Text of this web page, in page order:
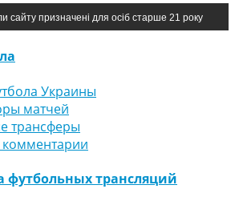
сайту призначені для осіб старше 21 року
Украины
матчей
трансферы
футбольных трансляций